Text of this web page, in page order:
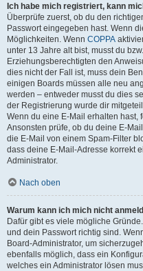
Ich habe mich registriert, kann
Überprüfe zuerst, ob du den
Passwort eingegeben hast. Wenn
Möglichkeiten. Wenn COPPA
unter 13 Jahre alt bist, musst du
Erziehungsberechtigten den
dies nicht der Fall ist, muss dein
einigen Boards müssen alle neu
werden – entweder musst du dies
der Registrierung wurde dir
Wenn du eine E-Mail erhalten hast,
Ansonsten prüfe, ob du deine E-
die E-Mail von einem Spam-Filter
dass deine E-Mail-Adresse korrekt
Administrator.
Nach oben
Warum kann ich mich nicht
Dafür gibt es viele mögliche
und dein Passwort richtig sind.
Board-Administrator, um
ebenfalls möglich, dass ein
welches ein Administrator lösen